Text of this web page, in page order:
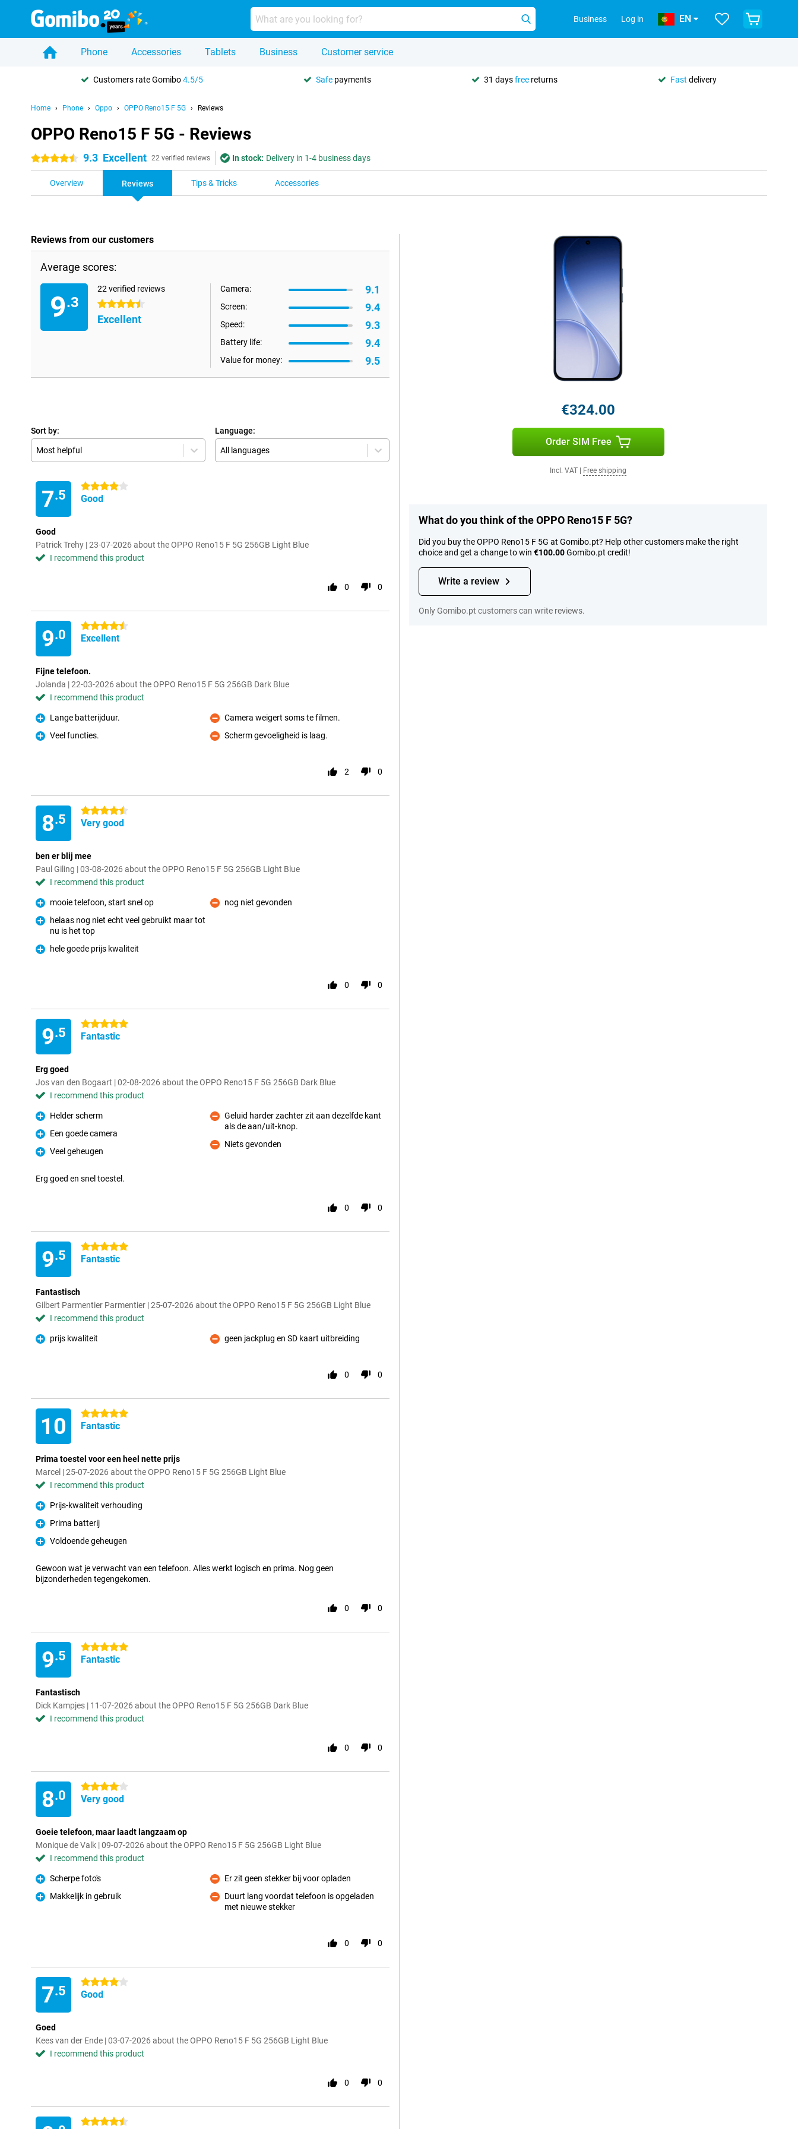
Business Log in EN
Phone Accessories Tablets Business Customer service
Customers rate Gomibo4.5/5 Safe payments 31 daysfree returns Fast delivery
Home Phone Oppo OPPO Reno15 F 5G Reviews
OPPO Reno15 F 5G - Reviews
4.5 stars 9.3 Excellent 22 verified reviews In stock: Delivery in 1-4 business days
Overview Reviews Tips & Tricks Accessories
Reviews from our customers
Average scores:
9.3
22 verified reviews
4.5 stars
Excellent
Camera: 9.1
Screen: 9.4
Speed: 9.3
Battery life: 9.4
Value for money: 9.5
Sort by:
Most helpful
Language:
All languages
7.5
4 stars
Good
Good
Patrick Trehy | 23-07-2026 about the OPPO Reno15 F 5G 256GB Light Blue
I recommend this product
0 0
9.0
4.5 stars
Excellent
Fijne telefoon.
Jolanda | 22-03-2026 about the OPPO Reno15 F 5G 256GB Dark Blue
I recommend this product
Pro
Lange batterijduur.
Pro
Veel functies.
Con
Camera weigert soms te filmen.
Con
Scherm gevoeligheid is laag.
2 0
8.5
4.5 stars
Very good
ben er blij mee
Paul Giling | 03-08-2026 about the OPPO Reno15 F 5G 256GB Light Blue
I recommend this product
Pro
mooie telefoon, start snel op
helaas nog niet echt veel gebruikt maar tot
nu is het top
Pro
hele goede prijs kwaliteit
Con
nog niet gevonden
0 0
9.5
5 stars
Fantastic
Erg goed
Jos van den Bogaart | 02-08-2026 about the OPPO Reno15 F 5G 256GB Dark Blue
I recommend this product
Pro
Helder scherm
Pro
Een goede camera
Pro
Veel geheugen
Con
Geluid harder zachter zit aan dezelfde kant
als de aan/uit-knop.
Con
Niets gevonden
Erg goed en snel toestel.
0 0
9.5
5 stars
Fantastic
Fantastisch
Gilbert Parmentier Parmentier | 25-07-2026 about the OPPO Reno15 F 5G 256GB Light Blue
I recommend this product
Pro
prijs kwaliteit
Con
geen jackplug en SD kaart uitbreiding
0 0
10 5 stars
Fantastic
Prima toestel voor een heel nette prijs
Marcel | 25-07-2026 about the OPPO Reno15 F 5G 256GB Light Blue
I recommend this product
Pro
Prijs-kwaliteit verhouding
Pro
Prima batterij
Pro
Voldoende geheugen
Gewoon wat je verwacht van een telefoon. Alles werkt logisch en prima. Nog geen
bijzonderheden tegengekomen.
0 0
9.5
5 stars
Fantastic
Fantastisch
Dick Kampjes | 11-07-2026 about the OPPO Reno15 F 5G 256GB Dark Blue
I recommend this product
0 0
8.0
4 stars
Very good
Goeie telefoon, maar laadt langzaam op
Monique de Valk | 09-07-2026 about the OPPO Reno15 F 5G 256GB Light Blue
I recommend this product
Pro
Scherpe foto's
Pro
Makkelijk in gebruik
Con
Er zit geen stekker bij voor opladen
Duurt lang voordat telefoon is opgeladen
met nieuwe stekker
0 0
7.5
4 stars
Good
Goed
Kees van der Ende | 03-07-2026 about the OPPO Reno15 F 5G 256GB Light Blue
I recommend this product
0 0
4.5 stars
€324.00
Order SIM Free
Incl. VAT Free shipping
What do you think of the OPPO Reno15 F 5G?
Did you buy the OPPO Reno15 F 5G at Gomibo.pt? Help other customers make the right
choice and get a change to win €100.00Gomibo.pt credit!
Write a review
Only Gomibo.pt customers can write reviews.